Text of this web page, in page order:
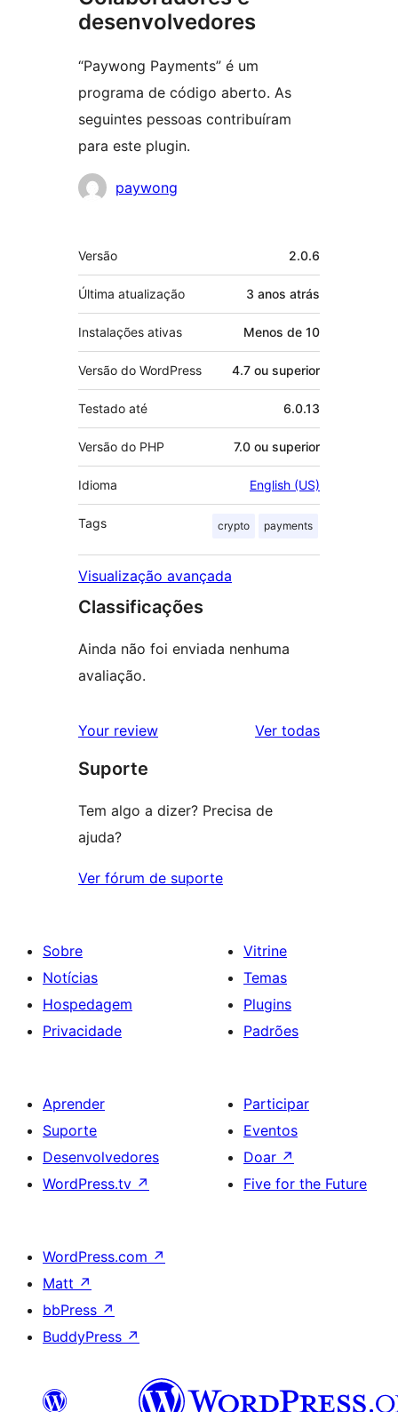
desenvolvedores
“Paywong Payments” é um
programa de código aberto. As
seguintes pessoas contribuíram
para este plugin.
Colaboradores
paywong
Meta
Versão 2.0.6
Última atualização 3 anos atrás
Instalações ativas Menos de 10
Versão do WordPress 4.7 ou superior
Testado até 6.0.13
Versão do PHP 7.0 ou superior
Idioma English (US)
Tags crypto payments
Visualização avançada
Classificações
Ainda não foi enviada nenhuma
avaliação.
Your review Ver todasavaliações
Suporte
Tem algo a dizer? Precisa de
ajuda?
Ver fórum de suporte
Sobre
Notícias
Hospedagem
Privacidade
Vitrine
Temas
Plugins
Padrões
Aprender
Suporte
Desenvolvedores
WordPress.tv ↗
Participar
Eventos
Doar ↗
Five for the Future
WordPress.com ↗
Matt ↗
bbPress ↗
BuddyPress ↗